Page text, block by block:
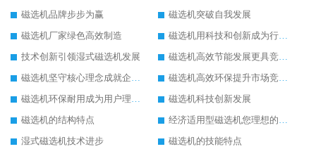
磁选机品牌步步为赢
磁选机突破自我发展
磁选机厂家绿色高效制造
磁选机用科技和创新成为行业中的顶梁柱
技术创新引领湿式磁选机发展
磁选机高效节能发展更具竞争力
磁选机坚守核心理念成就企业辉煌
磁选机高效环保提升市场竞争力
磁选机环保耐用成为用户理想选择
磁选机科技创新发展
磁选机的结构特点
经济适用型磁选机您理想的选择
湿式磁选机技术进步
磁选机的技能特点